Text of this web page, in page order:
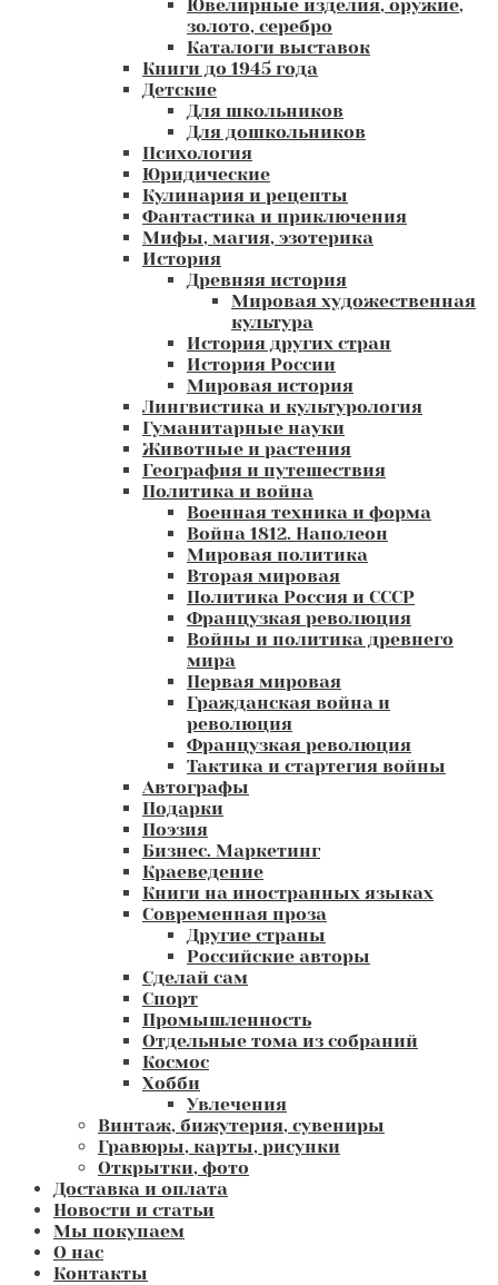
Ювелирные изделия, оружие,
золото, серебро
Каталоги выставок
Книги до 1945 года
Детские
Для школьников
Для дошкольников
Психология
Юридические
Кулинария и рецепты
Фантастика и приключения
Мифы, магия, эзотерика
История
Древняя история
Мировая художественная
культура
История других стран
История России
Мировая история
Лингвистика и культурология
Гуманитарные науки
Животные и растения
География и путешествия
Политика и война
Военная техника и форма
Война 1812. Наполеон
Мировая политика
Вторая мировая
Политика Россия и СССР
Французкая революция
Войны и политика древнего
мира
Первая мировая
Гражданская война и
революция
Французкая революция
Тактика и стартегия войны
Автографы
Подарки
Поэзия
Бизнес. Маркетинг
Краеведение
Книги на иностранных языках
Современная проза
Другие страны
Российские авторы
Сделай сам
Спорт
Промышленность
Отдельные тома из собраний
Космос
Хобби
Увлечения
Винтаж, бижутерия, сувениры
Гравюры, карты, рисунки
Открытки, фото
Доставка и оплата
Новости и статьи
Мы покупаем
О нас
Контакты